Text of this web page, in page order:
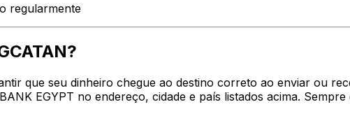
regularmente
que seu dinheiro chegue ao destino correto ao enviar ou
EGYPT no endereço, cidade e país listados acima.